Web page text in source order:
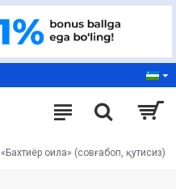
«Бахтиёр оила» (совғабоп, қутисиз)